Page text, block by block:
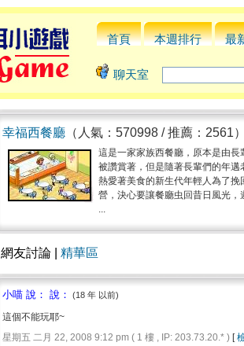
首頁 本週排行 最
聊天室
幸福西餐廳 （人氣：570998 / 推薦：2561）
這是一家家族西餐廳，原本是由
被讚賞著，但是隨著長輩們的年
熱愛著美食的新生代年輕人為了
營，決心要讓餐廳虫回昔日風光
...
網友討論 | 精華區
小喵 說： 說： (18 年 以前)
這個不能玩耶~
星期五 二月 22, 2008 9:12 pm ( 1 樓 , IP: 203.73.20.* ) [